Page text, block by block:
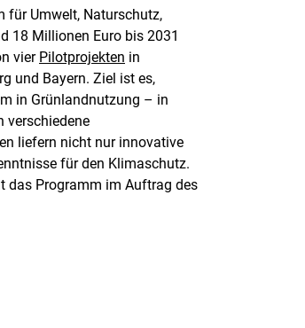
für Umwelt, Naturschutz,
18 Millionen Euro bis 2031
vier Pilotprojekten in
und Bayern. Ziel ist es,
in Grünlandnutzung – in
verschiedene
liefern nicht nur innovative
für den Klimaschutz.
das Programm im Auftrag des